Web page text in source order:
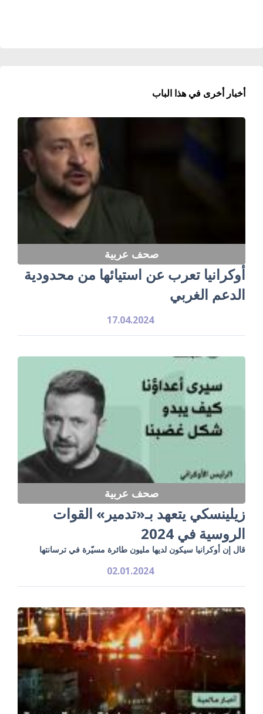
أخبار أخرى في هذا الباب
صحف عربية
أوكرانيا تعرب عن استيائها من محدودية
الدعم الغربي
17.04.2024
صحف عربية
زيلينسكي يتعهد بـ«تدمير» القوات
الروسية في 2024
قال إن أوكرانيا سيكون لديها مليون طائرة مسيّرة في ترسانتها
02.01.2024